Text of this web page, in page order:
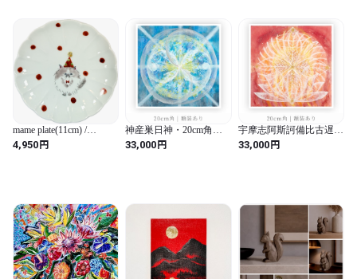
/ 正方形)
mame plate(11cm) /
KASEN
4,950円
神産巣日神・20cm角・
額装込み｜複製原画
33,000円
宇摩志阿斯訶備比古遅
神・20cm角・額装込み
｜複製原画
33,000円